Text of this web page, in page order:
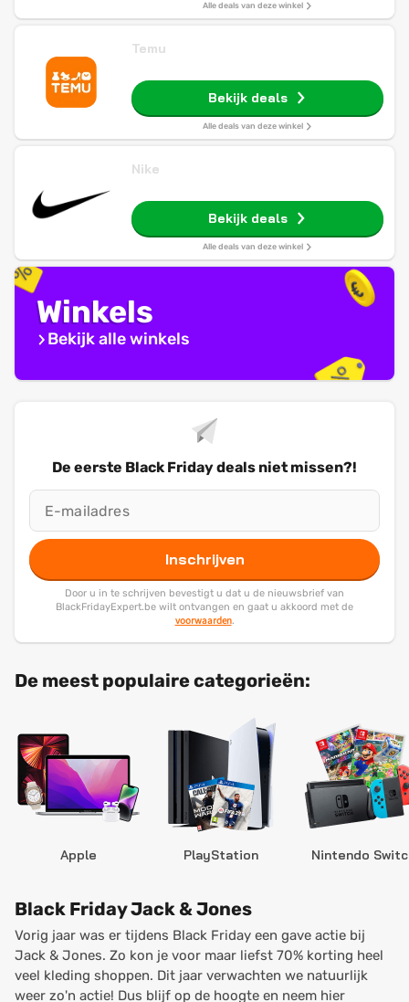
Alle deals van deze winkel
Temu
Bekijk deals
Alle deals van deze winkel
Nike
Bekijk deals
Alle deals van deze winkel
Winkels
Bekijk alle winkels
De eerste Black Friday deals niet missen?!
Inschrijven
Door u in te schrijven bevestigt u dat u de nieuwsbrief van
BlackFridayExpert.be wilt ontvangen en gaat u akkoord met de
voorwaarden.
De meest populaire categorieën:
Apple PlayStation Nintendo
Black Friday Jack & Jones
Vorig jaar was er tijdens Black Friday een gave actie bij
Jack & Jones. Zo kon je voor maar liefst 70% korting heel
veel kleding shoppen. Dit jaar verwachten we natuurlijk
weer zo'n actie! Dus blijf op de hoogte en neem hier